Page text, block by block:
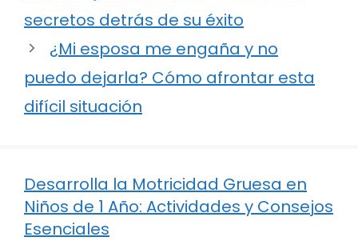
secretos detrás de su éxito
¿Mi esposa me engaña y no
puedo dejarla? Cómo afrontar esta
difícil situación
Desarrolla la Motricidad Gruesa en
Niños de 1 Año: Actividades y Consejos
Esenciales